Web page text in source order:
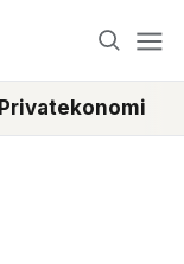
Privatekonomi